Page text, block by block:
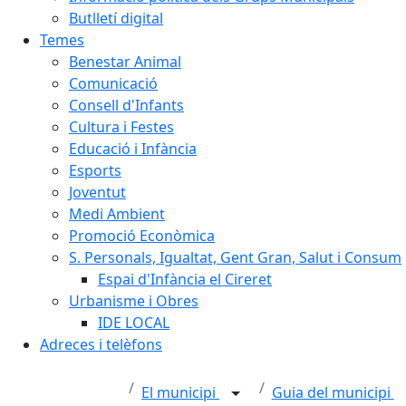
Butlletí digital
Temes
Benestar Animal
Comunicació
Consell d'Infants
Cultura i Festes
Educació i Infància
Esports
Joventut
Medi Ambient
Promoció Econòmica
S. Personals, Igualtat, Gent Gran, Salut i Consum
Espai d'Infància el Cireret
Urbanisme i Obres
IDE LOCAL
Adreces i telèfons
El municipi Guia del municipi